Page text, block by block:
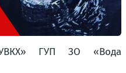
ГУП ЗО «Вода